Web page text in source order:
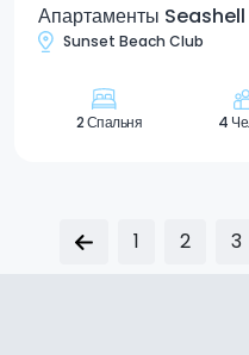
Апартаменты
Sunset Beach Club
2 Спальня 4
1 2 3